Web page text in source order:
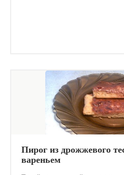
Пирог из дрожжевого
вареньем